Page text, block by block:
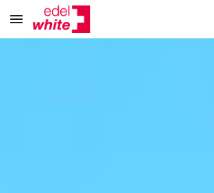
Skip to main content